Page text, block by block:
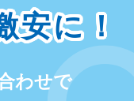
安に！
わせで